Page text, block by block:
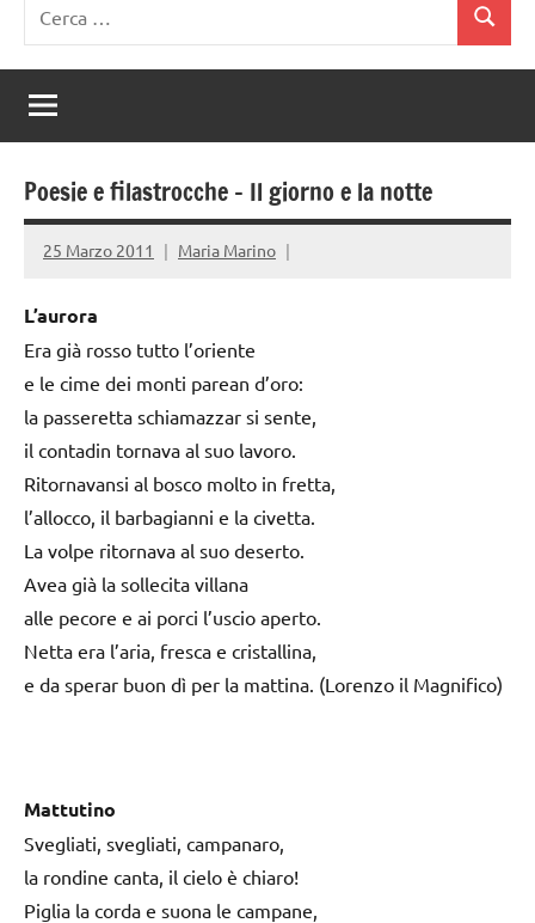
per:
Cerca
Poesie e filastrocche – Il giorno e la notte
25 Marzo 2011 Maria Marino
L’aurora
Era già rosso tutto l’oriente
e le cime dei monti parean d’oro:
la passeretta schiamazzar si sente,
il contadin tornava al suo lavoro.
Ritornavansi al bosco molto in fretta,
l’allocco, il barbagianni e la civetta.
La volpe ritornava al suo deserto.
Avea già la sollecita villana
alle pecore e ai porci l’uscio aperto.
Netta era l’aria, fresca e cristallina,
e da sperar buon dì per la mattina. (Lorenzo il Magnifico)
Mattutino
Svegliati, svegliati, campanaro,
la rondine canta, il cielo è chiaro!
Piglia la corda e suona le campane,